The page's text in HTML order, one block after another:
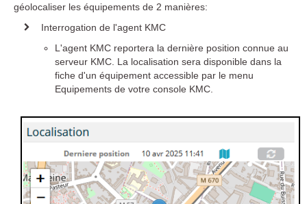
géolocaliser les équipements de 2 manières:
Interrogation de l'agent KMC
L'agent KMC reportera la dernière position connue au
serveur KMC. La localisation sera disponible dans la
fiche d'un équipement accessible par le menu
Equipements de votre console KMC.